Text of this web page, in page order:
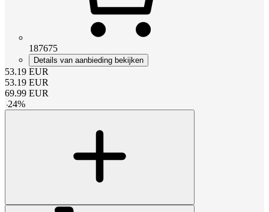
187675
Details van aanbieding bekijken
53.19 EUR
53.19 EUR
69.99 EUR
-24%